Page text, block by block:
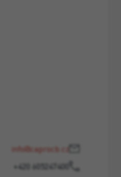
info@caprocb.cz
+420 605247400